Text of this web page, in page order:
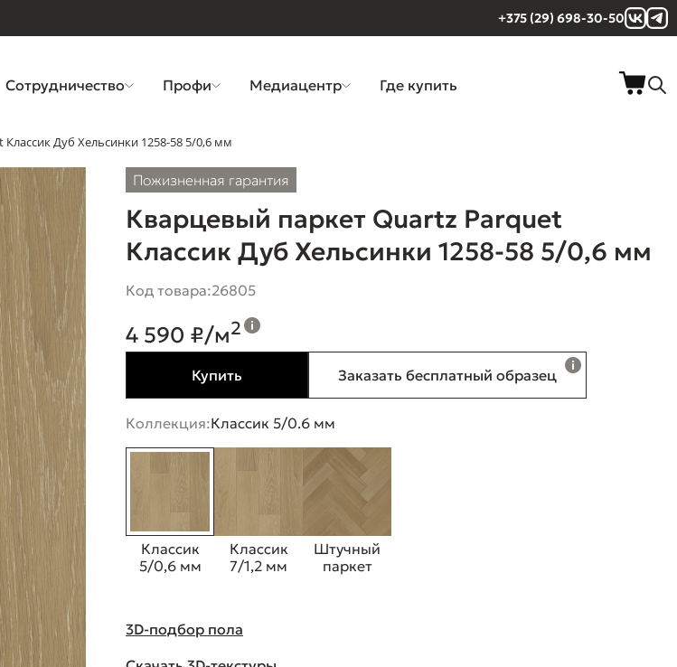
+375 (29) 698-30-50
Сотрудничество Профи Медиацентр Где купить
Дуб Хельсинки 1258-58 5/0,6 мм
Пожизненная гарантия
Кварцевый паркет Quartz Parquet
Классик Дуб Хельсинки 1258-58 5/0,6 мм
Код товара:26805
4 590 ₽/м2
Купить Заказать бесплатный образец
Коллекция:Классик 5/0.6 мм
Классик
5/0,6 мм
Классик
7/1,2 мм
Штучный
паркет
3D-подбор пола